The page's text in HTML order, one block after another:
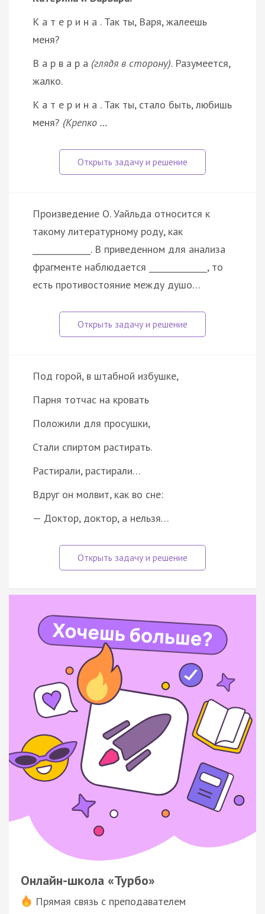
К а т е р и н а . Так ты, Варя, жалеешь
меня?
В а р в а р а (глядя в сторону). Разумеется,
жалко.
К а т е р и н а . Так ты, стало быть, любишь
меня? (Крепко …
Произведение О. Уайльда относится к
такому литературному роду, как
______________. В приведенном для анализа
фрагменте наблюдается ______________, то
есть противостояние между душо…
Под горой, в штабной избушке,
Парня тотчас на кровать
Положили для просушки,
Стали спиртом растирать.
Растирали, растирали…
Вдруг он молвит, как во сне:
— Доктор, доктор, а нельзя…
Онлайн-школа «Турбо»
Прямая связь с преподавателем